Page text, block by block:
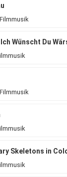
Filmmusik
Wünscht Du
Filmmusik
Skeletons in